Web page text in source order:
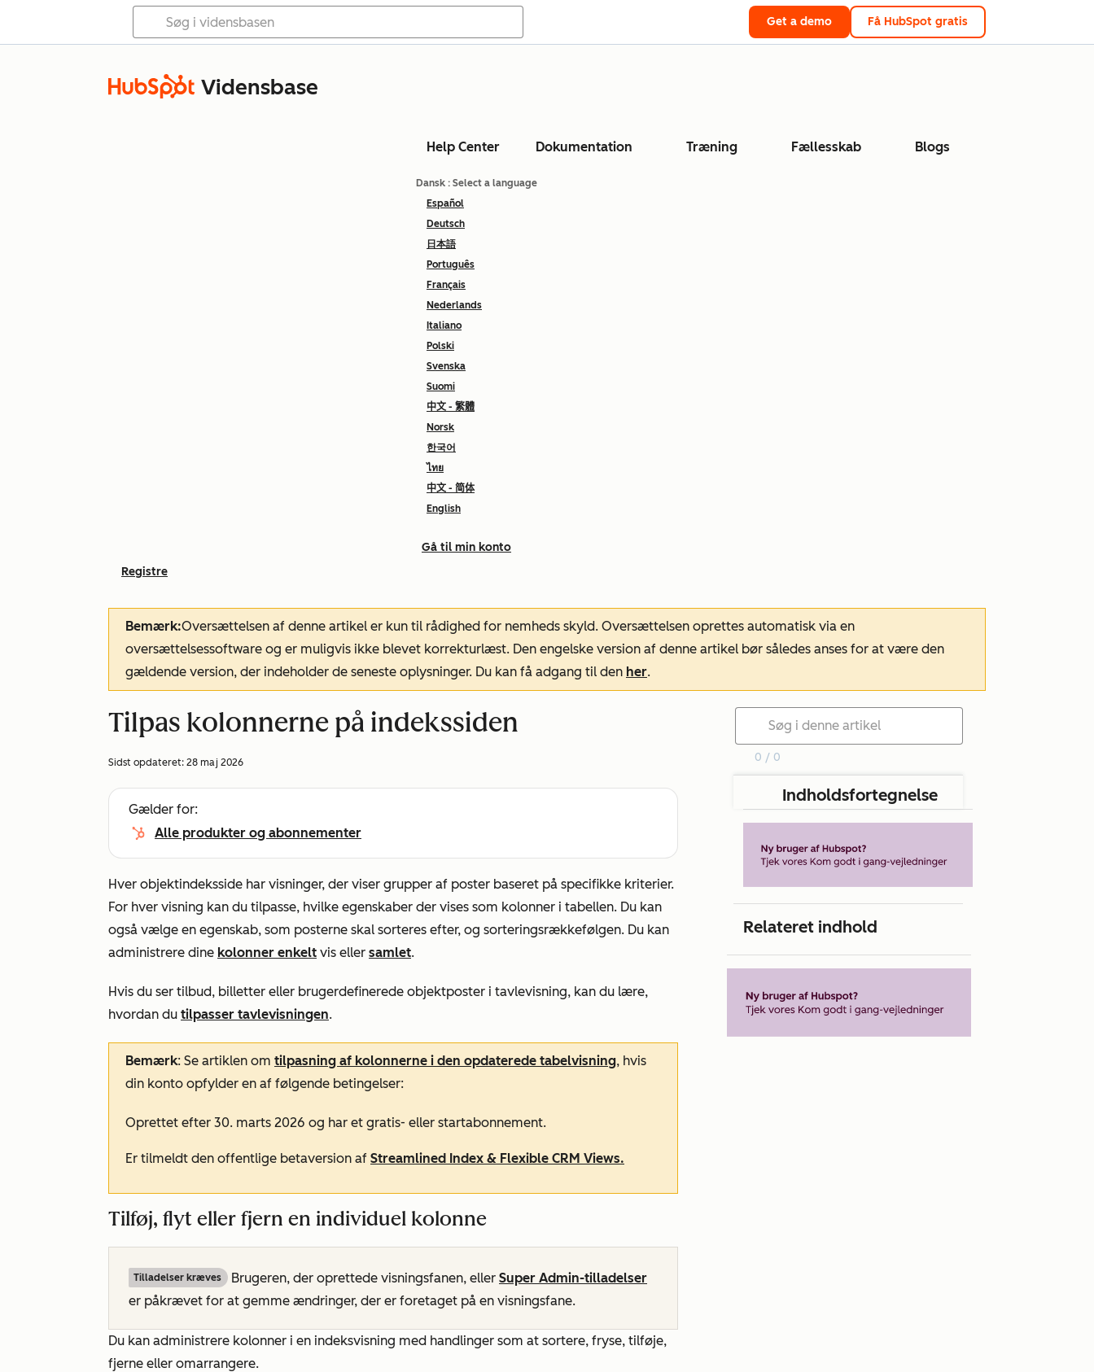
Get a demo Få HubSpot gratis
Vidensbase
Help Center Dokumentation Træning Fællesskab Blogs
Dansk : Select a language
Español
Deutsch
日本語
Português
Français
Nederlands
Italiano
Polski
Svenska
Suomi
中文 - 繁體
Norsk
한국어
ไทย
中文 - 简体
English
Gå til min konto
Registre
Bemærk:Oversættelsen af denne artikel er kun til rådighed for nemheds skyld. Oversættelsen oprettes automatisk via en
oversættelsessoftware og er muligvis ikke blevet korrekturlæst. Den engelske version af denne artikel bør således anses for at være den
gældende version, der indeholder de seneste oplysninger. Du kan få adgang til den her.
Tilpas kolonnerne på indekssiden
Sidst opdateret: 28 maj 2026
Gælder for:
Alle produkter og abonnementer
Hver objektindeksside har visninger, der viser grupper af poster baseret på specifikke kriterier.
For hver visning kan du tilpasse, hvilke egenskaber der vises som kolonner i tabellen. Du kan
også vælge en egenskab, som posterne skal sorteres efter, og sorteringsrækkefølgen. Du kan
administrere dine kolonner enkelt vis eller samlet.
Hvis du ser tilbud, billetter eller brugerdefinerede objektposter i tavlevisning, kan du lære,
hvordan du tilpasser tavlevisningen.
Bemærk: Se artiklen om tilpasning af kolonnerne i den opdaterede tabelvisning, hvis
din konto opfylder en af følgende betingelser:
Oprettet efter 30. marts 2026 og har et gratis- eller startabonnement.
Er tilmeldt den offentlige betaversion af Streamlined Index & Flexible CRM Views.
Tilføj, flyt eller fjern en individuel kolonne
Tilladelser kræves Brugeren, der oprettede visningsfanen, eller Super Admin-tilladelser
er påkrævet for at gemme ændringer, der er foretaget på en visningsfane.
Du kan administrere kolonner i en indeksvisning med handlinger som at sortere, fryse, tilføje,
fjerne eller omarrangere.
0 / 0
Indholdsfortegnelse
Relateret indhold